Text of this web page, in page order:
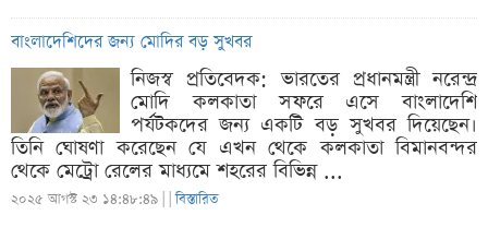
বাংলাদেশিদের জন্য মোদির বড় সুখবর
নিজস্ব প্রতিবেদক: ভারতের প্রধানমন্ত্রী নরেন্দ্র
মোদি কলকাতা সফরে এসে বাংলাদেশি
পর্যটকদের জন্য একটি বড় সুখবর দিয়েছেন।
তিনি ঘোষণা করেছেন যে এখন থেকে কলকাতা বিমানবন্দর
থেকে মেট্রো রেলের মাধ্যমে শহরের বিভিন্ন ...
২০২৫ আগস্ট ২৩ ১৪:৪৮:৪৯ | |বিস্তারিত